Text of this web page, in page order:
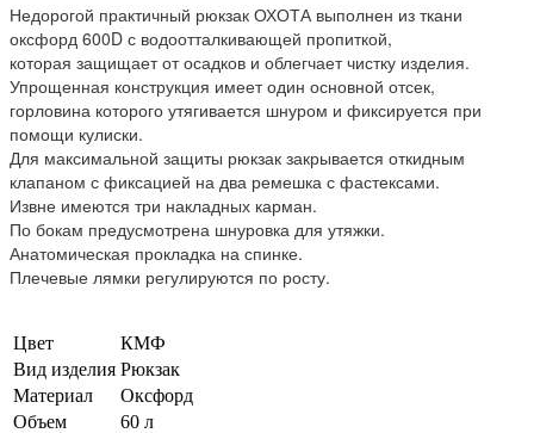
Недорогой практичный рюкзак ОХОТА выполнен из ткани
оксфорд 600D с водоотталкивающей пропиткой,
которая защищает от осадков и облегчает чистку изделия.
Упрощенная конструкция имеет один основной отсек,
горловина которого утягивается шнуром и фиксируется при
помощи кулиски.
Для максимальной защиты рюкзак закрывается откидным
клапаном с фиксацией на два ремешка с фастексами.
Извне имеются три накладных карман.
По бокам предусмотрена шнуровка для утяжки.
Анатомическая прокладка на спинке.
Плечевые лямки регулируются по росту.
Цвет
КМФ
Вид изделия Рюкзак
Материал
Оксфорд
Объем
60 л